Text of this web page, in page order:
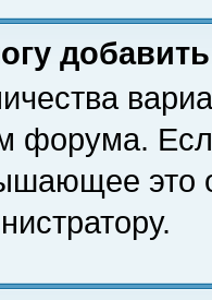
форума.
это